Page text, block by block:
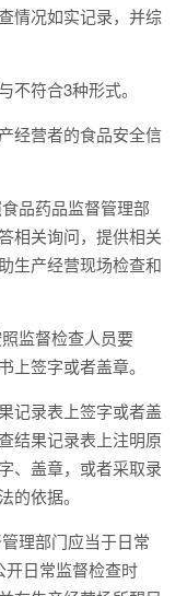
情况如实记录，并综
符合3种形式。
营者的食品安全信
品药品监督管理部
相关询问，提供相关
生产经营现场检查和
监督检查人员要
上签字或者盖章。
录表上签字或者盖
结果记录表上注明原
、盖章，或者采取录
的依据。
理部门应当于日常
开日常监督检查时